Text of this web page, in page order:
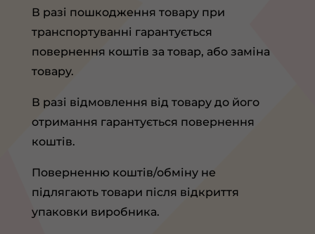
В разі пошкодження товару при
транспортуванні гарантується
повернення коштів за товар, або заміна
товару.
В разі відмовлення від товару до його
отримання гарантується повернення
коштів.
Поверненню коштів/обміну не
підлягають товари після відкриття
упаковки виробника.